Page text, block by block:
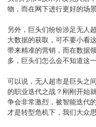
物，而在网下进行更好的场景
另外，巨头们纷纷涉足无人
大数据的获取，可不要小看
带来精准的营销，而在数据
多，巨头们怎么会不知道这一
可以说，无人超市是巨头之
的职业迭代之战？刚刚开始
争会非常激烈，被智能迭代
才是转型危机下，我们大众